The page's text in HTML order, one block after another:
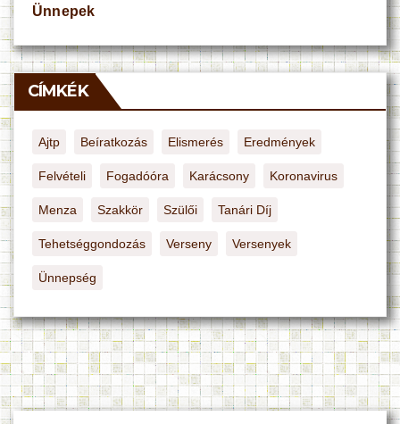
Ünnepek
CÍMKÉK
Ajtp Beíratkozás Elismerés Eredmények
Felvételi Fogadóóra Karácsony Koronavirus
Menza Szakkör Szülői Tanári Díj
Tehetséggondozás Verseny Versenyek
Ünnepség